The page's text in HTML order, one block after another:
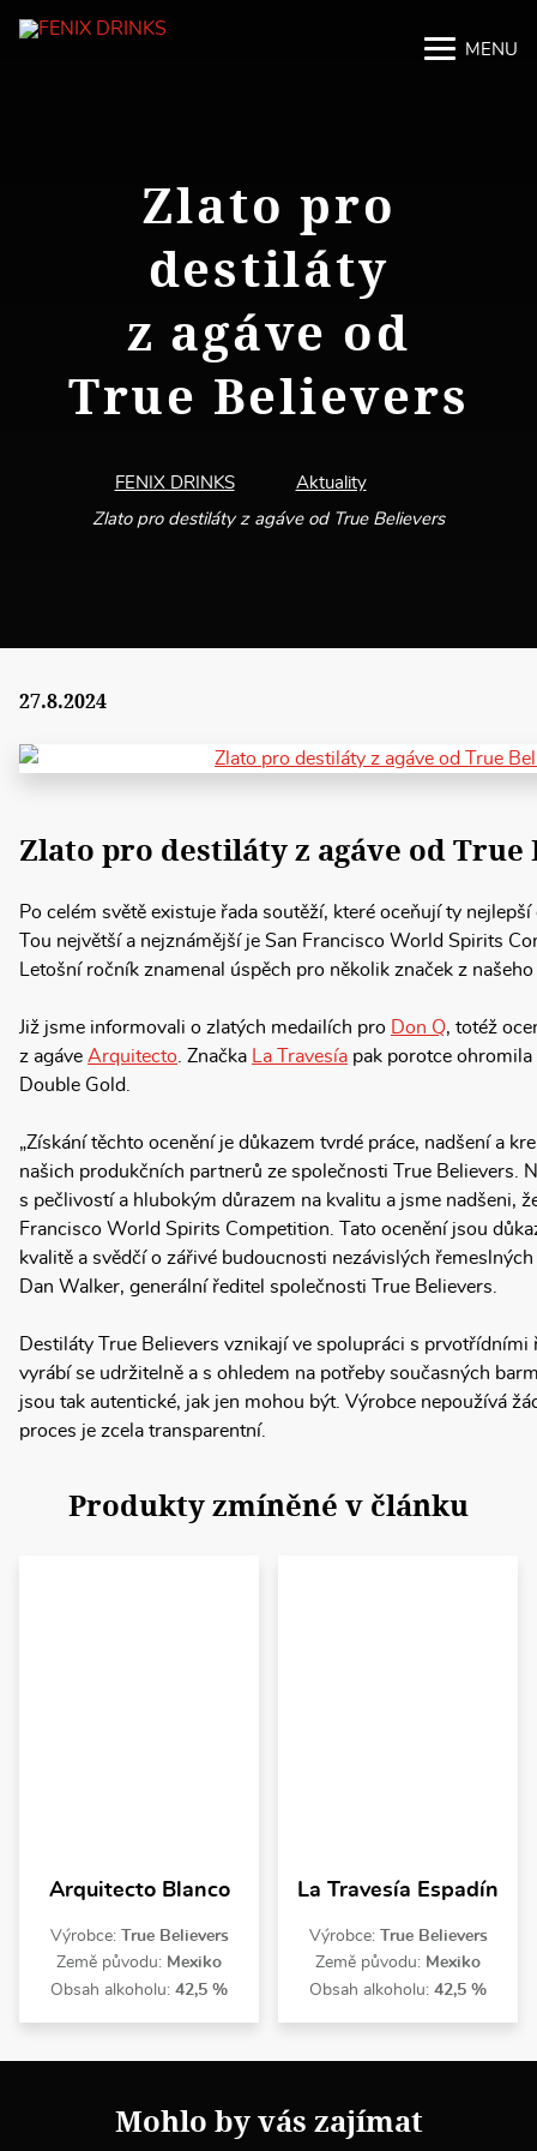
MENU
Zlato pro
destiláty
z agáve od
True Believers
FENIX DRINKS
Aktuality
Zlato pro destiláty z agáve od True Believers
27.8.2024
Zlato pro destiláty z agáve od True
Po celém světě existuje řada soutěží, které oceňují ty
Tou největší a nejznámější je San Francisco World Spirits
Letošní ročník znamenal úspěch pro několik značek z
Již jsme informovali o zlatých medailích pro Don Q, totéž
z agáve Arquitecto . Značka La Travesía pak porotce
Double Gold.
„Získání těchto ocenění je důkazem tvrdé práce, nadšení a
našich produkčních partnerů ze společnosti True Believers.
s pečlivostí a hlubokým důrazem na kvalitu a jsme nadšeni,
Francisco World Spirits Competition. Tato ocenění jsou
kvalitě a svědčí o zářivé budoucnosti nezávislých
Dan Walker, generální ředitel společnosti True Believers.
Destiláty True Believers vznikají ve spolupráci s
vyrábí se udržitelně a s ohledem na potřeby současných
jsou tak autentické, jak jen mohou být. Výrobce nepoužívá
proces je zcela transparentní.
Produkty zmíněné v článku
Arquitecto Blanco
Výrobce: True Believers
Země původu: Mexiko
Obsah alkoholu: 42,5 %
La Travesía Espadín
Výrobce: True Believers
Země původu: Mexiko
Obsah alkoholu: 42,5 %
Mohlo by vás zajímat